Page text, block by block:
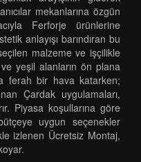
mekanlarına özgün
Ferforje ürünlerine
anlayışı barındıran bu
malzeme ve işçilikle
ve yeşil alanların ön plana
ferah bir hava katarken;
Çardak uygulamaları,
Piyasa koşullarına göre
uygun seçenekler
izlenen Ücretsiz Montaj,